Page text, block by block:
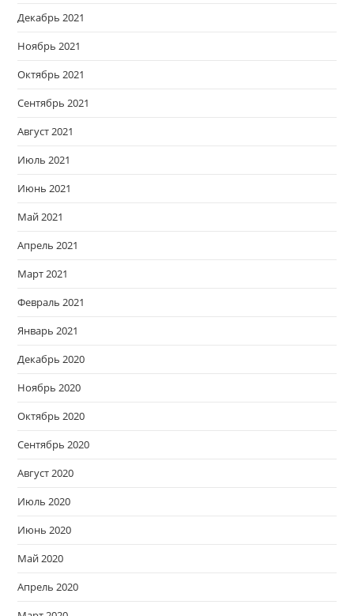
Декабрь 2021
Ноябрь 2021
Октябрь 2021
Сентябрь 2021
Август 2021
Июль 2021
Июнь 2021
Май 2021
Апрель 2021
Март 2021
Февраль 2021
Январь 2021
Декабрь 2020
Ноябрь 2020
Октябрь 2020
Сентябрь 2020
Август 2020
Июль 2020
Июнь 2020
Май 2020
Апрель 2020